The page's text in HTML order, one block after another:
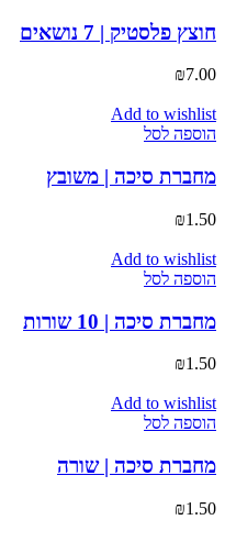
חוצץ פלסטיק | 7 נושאים
₪7.00
Add to wishlist
הוספה לסל
מחברת סיכה | משובץ
₪1.50
Add to wishlist
הוספה לסל
מחברת סיכה | 10 שורות
₪1.50
Add to wishlist
הוספה לסל
מחברת סיכה | שורה
₪1.50